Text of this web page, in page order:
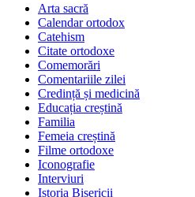
Arta sacră
Calendar ortodox
Catehism
Citate ortodoxe
Comemorări
Comentariile zilei
Credință și medicină
Educația creștină
Familia
Femeia creștină
Filme ortodoxe
Iconografie
Interviuri
Istoria Bisericii